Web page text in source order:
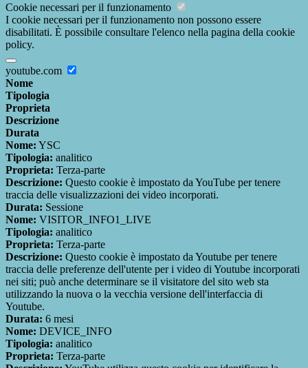
Cookie necessari per il funzionamento
I cookie necessari per il funzionamento non possono essere
disabilitati. È possibile consultare l'elenco nella pagina della cookie
policy.
youtube.com
Nome
Tipologia
Proprieta
Descrizione
Durata
Nome: YSC
Tipologia: analitico
Proprieta: Terza-parte
Descrizione: Questo cookie è impostato da YouTube per tenere
traccia delle visualizzazioni dei video incorporati.
Durata: Sessione
Nome: VISITOR_INFO1_LIVE
Tipologia: analitico
Proprieta: Terza-parte
Descrizione: Questo cookie è impostato da Youtube per tenere
traccia delle preferenze dell'utente per i video di Youtube incorporati
nei siti; può anche determinare se il visitatore del sito web sta
utilizzando la nuova o la vecchia versione dell'interfaccia di
Youtube.
Durata: 6 mesi
Nome: DEVICE_INFO
Tipologia: analitico
Proprieta: Terza-parte